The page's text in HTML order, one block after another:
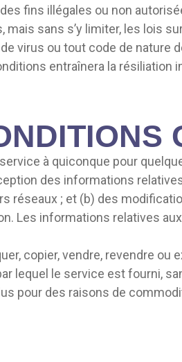
fins illégales ou non
sans s’y limiter, les lois
virus ou tout code de nature
entraînera la résiliation
à quiconque pour
des informations
réseaux ; et (b) des
Les informations relatives
copier, vendre, revendre ou
lequel le service est fourni,
pour des raisons de